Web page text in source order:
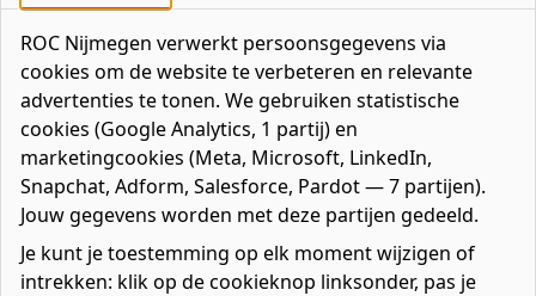
Mavo / havo / vwo
Contact
Over ons
Bedrijven
Favorieten0favorieten
Mijn ROC
Zoeken
ROC Nijmegen verwerkt persoonsgegevens via
cookies om de website te verbeteren en relevante
advertenties te tonen. We gebruiken statistische
cookies (Google Analytics, 1 partij) en
marketingcookies (Meta, Microsoft, LinkedIn,
Snapchat, Adform, Salesforce, Pardot — 7 partijen).
Jouw gegevens worden met deze partijen gedeeld.
Je kunt je toestemming op elk moment wijzigen of
intrekken: klik op de cookieknop linksonder, pas je